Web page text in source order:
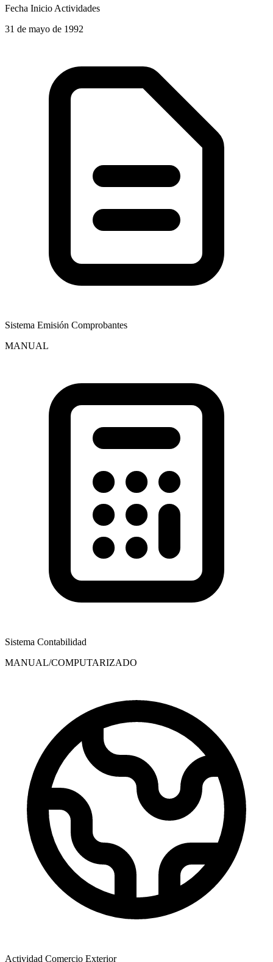
Fecha Inicio Actividades
31 de mayo de 1992
Sistema Emisión Comprobantes
MANUAL
Sistema Contabilidad
MANUAL/COMPUTARIZADO
Actividad Comercio Exterior